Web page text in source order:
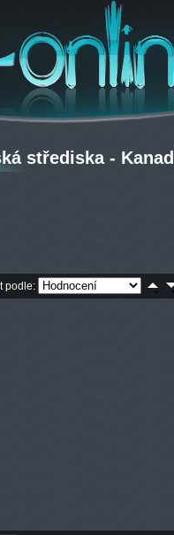
střediska -
podle: